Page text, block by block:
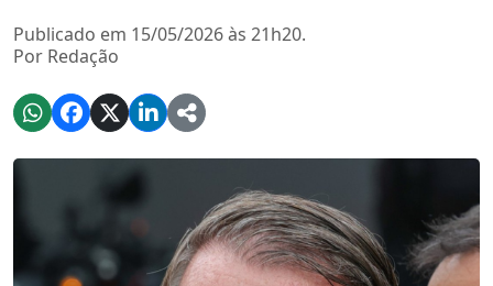
Publicado em 15/05/2026 às 21h20.
Por Redação